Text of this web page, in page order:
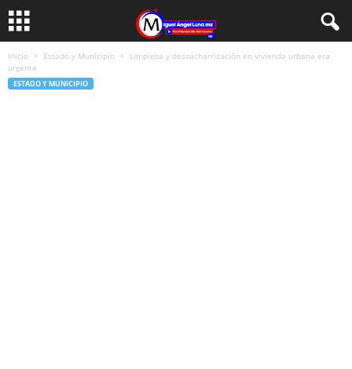
Inicio Estado y Municipio
Limpieza y descacharrización en vivienda urbana era
urgente
ESTADO Y MUNICIPIO